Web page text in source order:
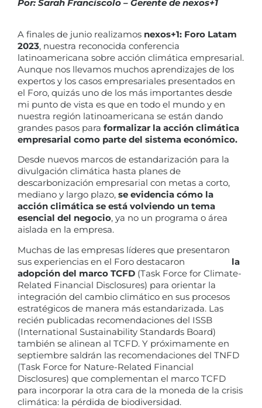
Por: Sarah Franciscolo – Gerente de nexos+1
A finales de junio realizamos nexos+1: Foro Latam
2023, nuestra reconocida conferencia
latinoamericana sobre acción climática empresarial.
Aunque nos llevamos muchos aprendizajes de los
expertos y los casos empresariales presentados en
el Foro, quizás uno de los más importantes desde
mi punto de vista es que en todo el mundo y en
nuestra región latinoamericana se están dando
grandes pasos para formalizar la acción climática
empresarial como parte del sistema económico.
Desde nuevos marcos de estandarización para la
divulgación climática hasta planes de
descarbonización empresarial con metas a corto,
mediano y largo plazo, se evidencia cómo la
acción climática se está volviendo un tema
esencial del negocio, ya no un programa o área
aislada en la empresa.
Muchas de las empresas líderes que presentaron
sus experiencias en el Foro destacaron la
adopción del marco TCFD (Task Force for Climate-
Related Financial Disclosures) para orientar la
integración del cambio climático en sus procesos
estratégicos de manera más estandarizada. Las
recién publicadas recomendaciones del ISSB
(International Sustainability Standards Board)
también se alinean al TCFD. Y próximamente en
septiembre saldrán las recomendaciones del TNFD
(Task Force for Nature-Related Financial
Disclosures) que complementan el marco TCFD
para incorporar la otra cara de la moneda de la crisis
climática: la pérdida de biodiversidad.